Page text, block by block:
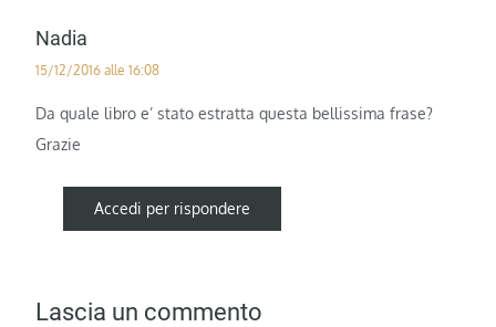
Nadia
15/12/2016 alle 16:08
Da quale libro e’ stato estratta questa bellissima frase?
Grazie
Accedi per rispondere
Lascia un commento